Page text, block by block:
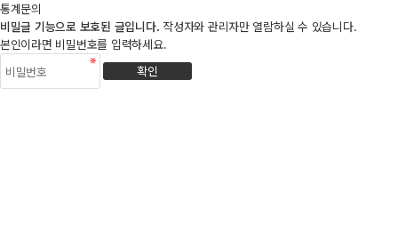
통계문의
비밀글 기능으로 보호된 글입니다. 작성자와 관리자만 열람하실 수 있습니다.
본인이라면 비밀번호를 입력하세요.